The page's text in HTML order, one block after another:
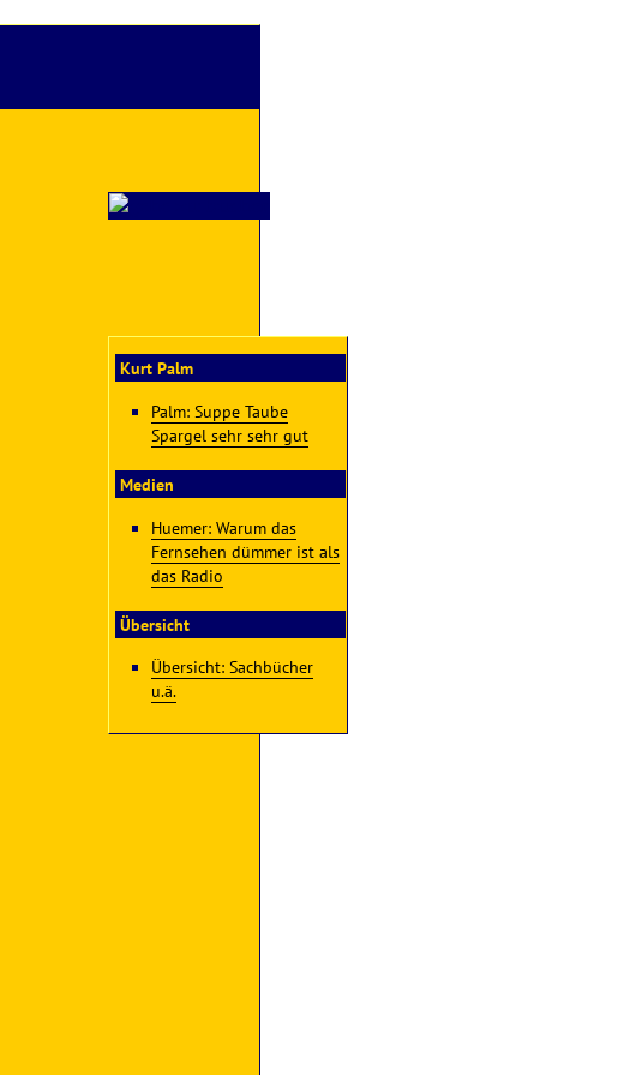
Kurt Palm
Palm: Suppe Taube
Spargel sehr sehr gut
Medien
Huemer: Warum das
Fernsehen dümmer ist als
das Radio
Übersicht
Übersicht: Sachbücher
u.ä.